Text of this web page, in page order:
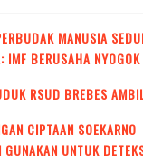
MANUSIA
IMF BERUSAHA
RSUD BREBES
CIPTAAN SOEKARNO
GUNAKAN UNTUK